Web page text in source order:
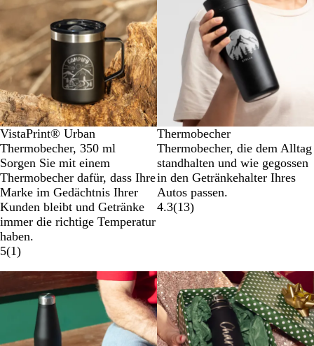
VistaPrint® Urban
Thermobecher, 350 ml
Sorgen Sie mit einem
Thermobecher dafür, dass Ihre
Marke im Gedächtnis Ihrer
Kunden bleibt und Getränke
immer die richtige Temperatur
haben.
5(1)
Thermobecher
Thermobecher, die dem Alltag
standhalten und wie gegossen
in den Getränkehalter Ihres
Autos passen.
4.3(13)